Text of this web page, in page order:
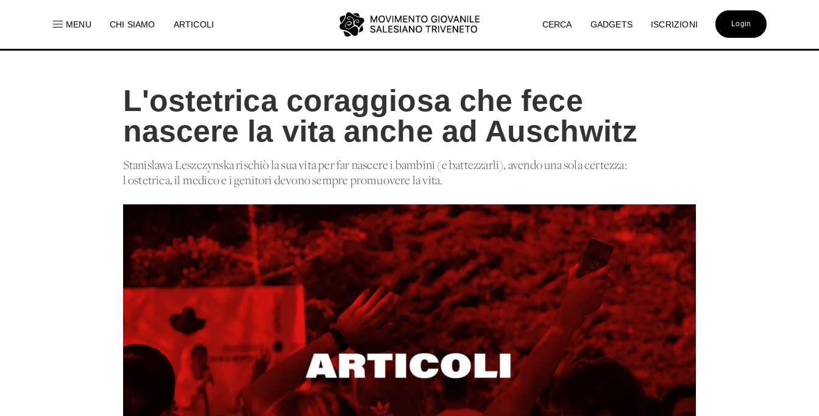
MENU CHI SIAMO ARTICOLI CERCA GADGETS ISCRIZIONI Login
L'ostetrica coraggiosa che fece
nascere la vita anche ad Auschwitz
Stanislawa Leszczynska rischiò la sua vita per far nascere i bambini (e battezzarli), avendo una sola certezza:
l'ostetrica, il medico e i genitori devono sempre promuovere la vita.